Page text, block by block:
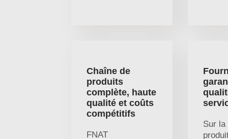
Chaîne de
produits
complète, haute
qualité et coûts
compétitifs
FNAT
Sur la